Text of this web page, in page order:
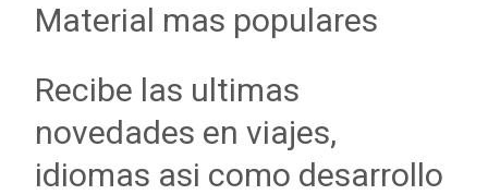
Material mas populares
Recibe las ultimas
novedades en viajes,
idiomas asi­ como desarrollo